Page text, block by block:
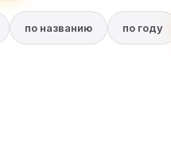
по названию по году